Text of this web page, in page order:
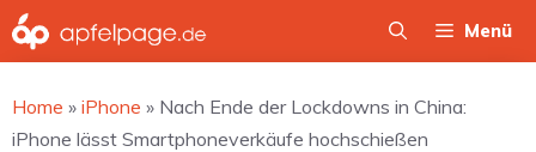
Zum
Inhalt
Menü
Home » iPhone » Nach Ende der Lockdowns in China:
iPhone lässt Smartphoneverkäufe hochschießen